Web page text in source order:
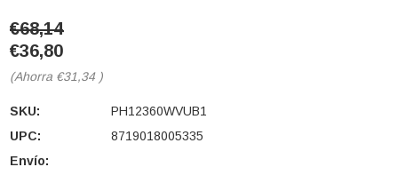
€68,14
€36,80
(Ahorra €31,34 )
SKU:
PH12360WVUB1
UPC:
8719018005335
Envío: